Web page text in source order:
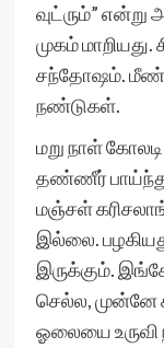
வுட்ரும்”
முகம்
சந்தோஷம்.
நண்டுகள்.
மறு நாள்
தண்ணீர்
மஞ்சள்
இல்லை.
இருக்கும்.
செல்ல,
ஓலையை உருவி